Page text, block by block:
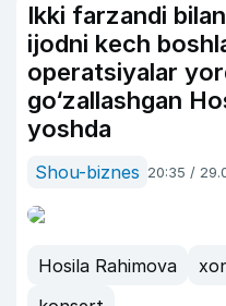
Ikki farzandi
ijodni kech
operatsiyalar
go‘zallashgan
yoshda
Shou-biznes 20:35 /
Hosila Rahimova